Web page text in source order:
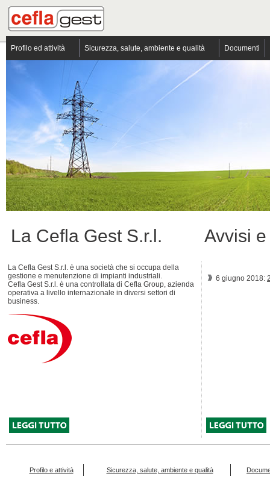
Profilo ed attività Sicurezza, salute, ambiente e qualità Documenti
La Cefla Gest S.r.l. Avvisi
La Cefla Gest S.r.l. è una società che si occupa della
gestione e menutenzione di impianti industriali.
Cefla Gest S.r.l. è una controllata di Cefla Group, azienda
operativa a livello internazionale in diversi settori di
business.
6 giugno 2018:
Profilo e attività Sicurezza, salute, ambiente e qualità